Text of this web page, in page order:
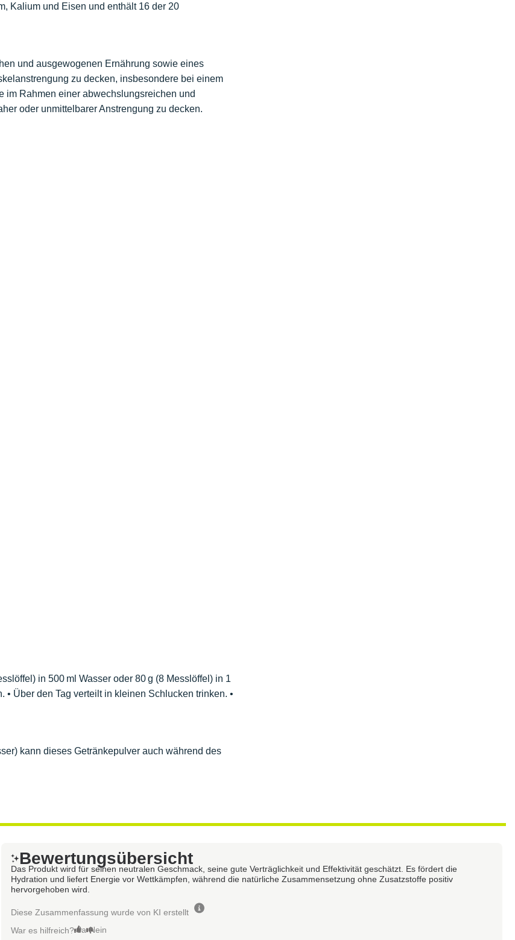
Kalium und Eisen und enthält 16 der 20
und ausgewogenen Ernährung sowie eines
zu decken, insbesondere bei einem
im Rahmen einer abwechslungsreichen und
oder unmittelbarer Anstrengung zu decken.
in 500 ml Wasser oder 80 g (8 Messlöffel) in 1
• Über den Tag verteilt in kleinen Schlucken trinken. •
kann dieses Getränkepulver auch während des
Bewertungsübersicht
Das Produkt wird für seinen neutralen Geschmack, seine gute Verträglichkeit und Effektivität geschätzt. Es fördert die
Hydration und liefert Energie vor Wettkämpfen, während die natürliche Zusammensetzung ohne Zusatzstoffe positiv
hervorgehoben wird.
Diese Zusammenfassung wurde von KI erstellt
War es hilfreich? Ja Nein